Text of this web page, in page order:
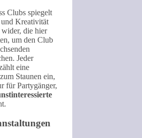
Clubs spiegelt
und Kreativität
die hier
um den Club
Jeder
eine
Staunen ein,
für Partygänger,